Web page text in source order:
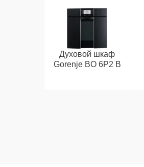
Духовой шкаф
Gorenje BO 6P2 B